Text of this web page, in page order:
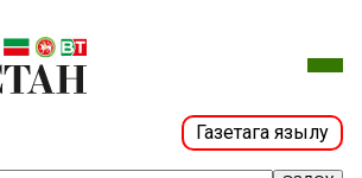
Газетага язылу